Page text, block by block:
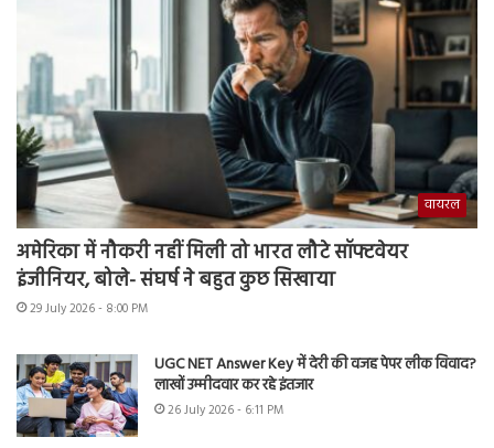
वायरल
अमेरिका में नौकरी नहीं मिली तो भारत लौटे सॉफ्टवेयर
इंजीनियर, बोले- संघर्ष ने बहुत कुछ सिखाया
29 July 2026 - 8:00 PM
UGC NET Answer Key में देरी की वजह पेपर लीक विवाद?
लाखों उम्मीदवार कर रहे इंतजार
26 July 2026 - 6:11 PM